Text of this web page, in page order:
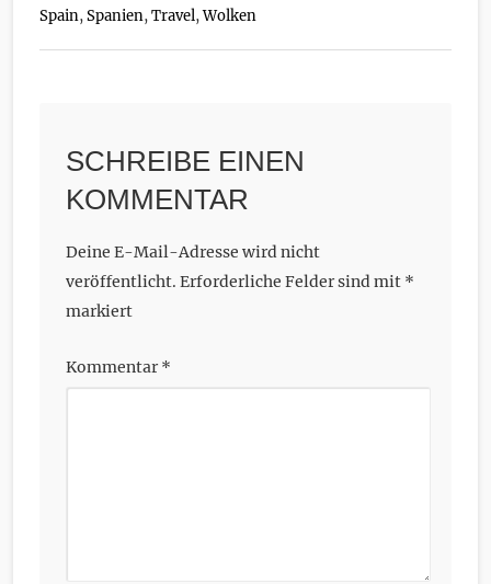
Spain,Spanien,Travel,Wolken
SCHREIBE EINEN
KOMMENTAR
Deine E-Mail-Adresse wird nicht
veröffentlicht. Erforderliche Felder sind mit *
markiert
Kommentar *